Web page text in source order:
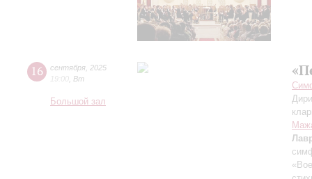
16 сентября 2025
19:00 Вт
Большой зал